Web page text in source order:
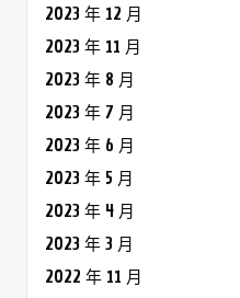
2023 年 12 月
2023 年 11 月
2023 年 8 月
2023 年 7 月
2023 年 6 月
2023 年 5 月
2023 年 4 月
2023 年 3 月
2022 年 11 月